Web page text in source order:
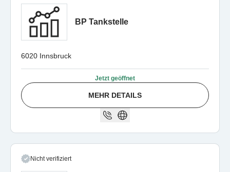
BP Tankstelle
6020 Innsbruck
Jetzt geöffnet
MEHR DETAILS
Nicht verifiziert